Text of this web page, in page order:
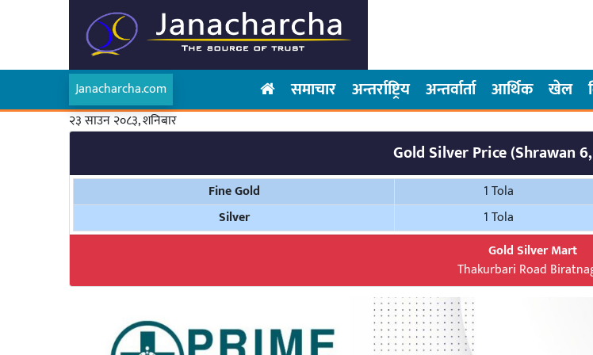
Janacharcha.com समाचार अन्तर्राष्ट्रिय अन्तर्वार्ता आर्थिक खेल
२३ साउन २०८३, शनिबार
Gold Silver Price (Shrawan
Fine Gold 1 Tola
Silver
1 Tola
Gold Silver Mart
Thakurbari Road